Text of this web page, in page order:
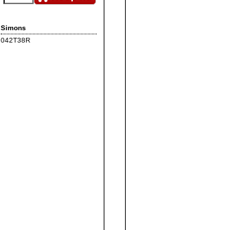
Simons
042T38R